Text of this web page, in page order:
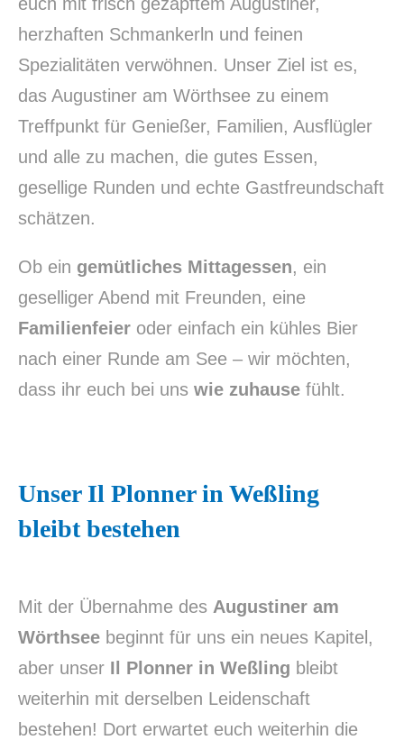
herzhaften Schmankerln und feinen
Spezialitäten verwöhnen. Unser Ziel ist es,
das Augustiner am Wörthsee zu einem
Treffpunkt für Genießer, Familien, Ausflügler
und alle zu machen, die gutes Essen,
gesellige Runden und echte Gastfreundschaft
schätzen.
Ob ein gemütliches Mittagessen, ein
geselliger Abend mit Freunden, eine
Familienfeier oder einfach ein kühles Bier
nach einer Runde am See – wir möchten,
dass ihr euch bei uns wie zuhause fühlt.
Unser Il Plonner in Weßling
bleibt bestehen
Mit der Übernahme des Augustiner am
Wörthsee beginnt für uns ein neues Kapitel,
aber unser Il Plonner in Weßling bleibt
weiterhin mit derselben Leidenschaft
bestehen! Dort erwartet euch weiterhin die
PREVIOUS